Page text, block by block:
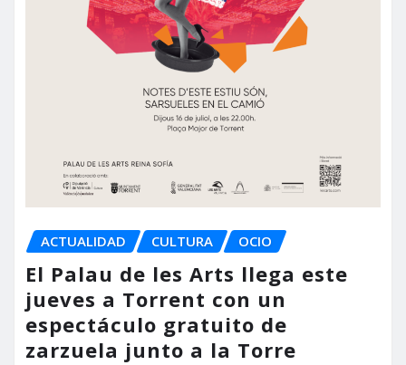
ACTUALIDAD CULTURA OCIO
El Palau de les Arts llega este
jueves a Torrent con un
espectáculo gratuito de
zarzuela junto a la Torre